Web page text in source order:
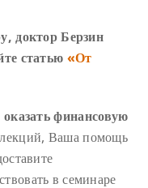
доктор Берзин
статью «От
оказать финансовую
Ваша помощь
в семинаре